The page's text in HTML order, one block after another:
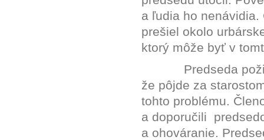
a ľudia ho
prešiel okolo
ktorý môže byť v
Predseda
že pôjde za
tohto problému.
a doporučili
a ohováranie.